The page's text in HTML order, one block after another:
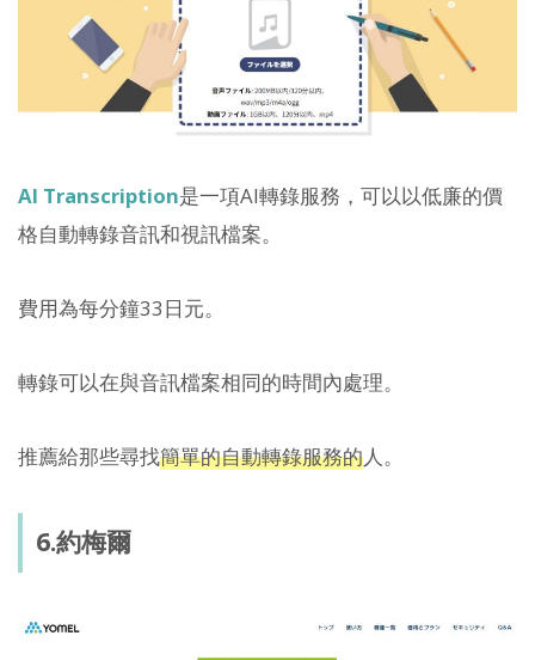
AI Transcription是一項AI轉錄服務，可以以低廉的價
格自動轉錄音訊和視訊檔案。
費用為每分鐘33日元。
轉錄可以在與音訊檔案相同的時間內處理。
推薦給那些尋找簡單的自動轉錄服務的人。
6.約梅爾